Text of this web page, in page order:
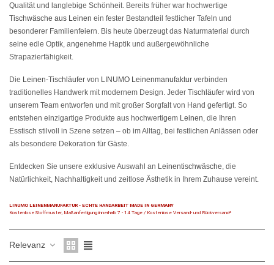
Qualität und langlebige Schönheit. Bereits früher war hochwertige
Tischwäsche aus Leinen ein fester Bestandteil festlicher Tafeln und
besonderer Familienfeiern. Bis heute überzeugt das Naturmaterial durch
seine edle Optik, angenehme Haptik und außergewöhnliche
Strapazierfähigkeit.
Die Leinen-Tischläufer von LINUMO Leinenmanufaktur verbinden
traditionelles Handwerk mit modernem Design. Jeder Tischläufer wird von
unserem Team entworfen und mit großer Sorgfalt von Hand gefertigt. So
entstehen einzigartige Produkte aus hochwertigem Leinen , die Ihren
Esstisch stilvoll in Szene setzen – ob im Alltag, bei festlichen Anlässen oder
als besondere Dekoration für Gäste.
Entdecken Sie unsere exklusive Auswahl an Leinentischwäsche , die
Natürlichkeit, Nachhaltigkeit und zeitlose Ästhetik in Ihrem Zuhause vereint.
LINUMO LEINENMANUFAKTUR - ECHTE HANDARBEIT MADE IN GERMANY
Kostenlose Stoffmuster, Maßanfertigung innerhalb 7 - 14 Tage / Kostenlose Versand- und Rückversand*
Relevanz